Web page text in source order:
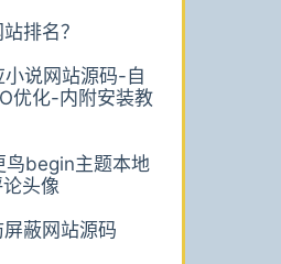
排名？
说网站源码-自
优化-内附安装教
鸟begin主题本地
头像
蔽网站源码